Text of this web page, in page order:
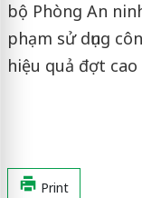
bộ Phòng An
phạm sử dụng
hiệu quả đợt
Print